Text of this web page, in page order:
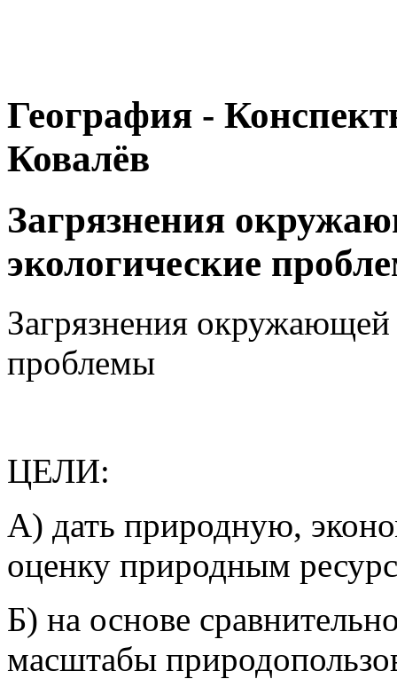
География -
Ковалёв
Загрязнения
экологические
Загрязнения окружающей
проблемы
ЦЕЛИ:
А) дать природную,
оценку природным
Б) на основе
масштабы